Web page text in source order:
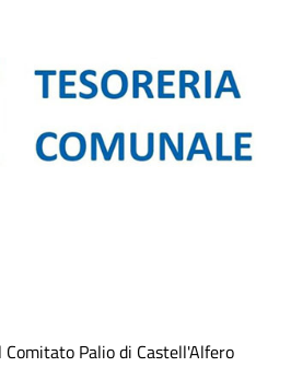
Palio di Castell'Alfero